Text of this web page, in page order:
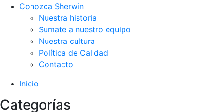
Conozca Sherwin
Nuestra historia
Sumate a nuestro equipo
Nuestra cultura
Política de Calidad
Contacto
Inicio
Categorías